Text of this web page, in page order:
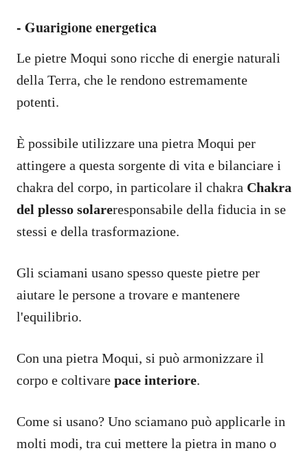
- Guarigione energetica
Le pietre Moqui sono ricche di energie naturali
della Terra, che le rendono estremamente
potenti.
È possibile utilizzare una pietra Moqui per
attingere a questa sorgente di vita e bilanciare i
chakra del corpo, in particolare il chakra Chakra
del plesso solareresponsabile della fiducia in se
stessi e della trasformazione.
Gli sciamani usano spesso queste pietre per
aiutare le persone a trovare e mantenere
l'equilibrio.
Con una pietra Moqui, si può armonizzare il
corpo e coltivare pace interiore.
Come si usano? Uno sciamano può applicarle in
molti modi, tra cui mettere la pietra in mano o